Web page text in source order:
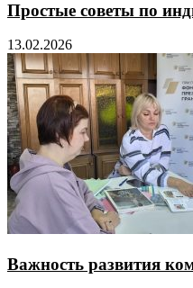
Простые советы по
13.02.2026
Важность развития